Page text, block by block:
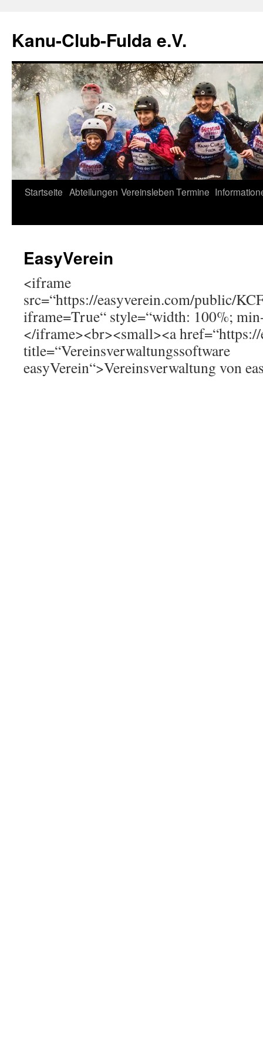
springen
Kanu-Club-Fulda e.V.
Startseite Abteilungen VereinslebenTermine
EasyVerein
<iframe
src=“https://easyverein.com/public/
iframe=True“ style=“width: 100%;
</iframe><br><small><a href=“https://
title=“Vereinsverwaltungssoftware
easyVerein“>Vereinsverwaltung von